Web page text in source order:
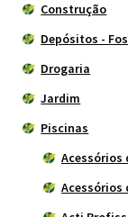
Construção
Depósitos -
Drogaria
Jardim
Piscinas
Acessórios